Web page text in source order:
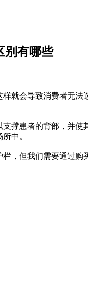
别有哪些
就会导致消费者无
患者的背部，并使
中。
但我们需要通过购